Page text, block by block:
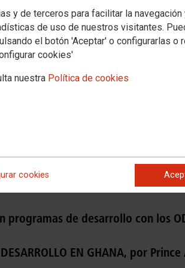
y de terceros para facilitar la navegación
de uso de nuestros visitantes.
el botón 'Aceptar' o configurarlas o
cookies'
nuestra Política de cookies
cookies
Contacta
Multimedia
Decente?
al desarrollo en
de género
programas de desarrollo con los
EN GHANA, por